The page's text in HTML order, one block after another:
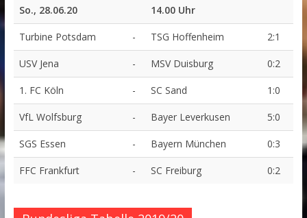
So., 28.06.20 14.00 Uhr
Turbine Potsdam - TSG Hoffenheim 2:1
USV Jena - MSV Duisburg 0:2
1. FC Köln - SC Sand 1:0
VfL Wolfsburg - Bayer Leverkusen 5:0
SGS Essen - Bayern München 0:3
FFC Frankfurt - SC Freiburg 0:2